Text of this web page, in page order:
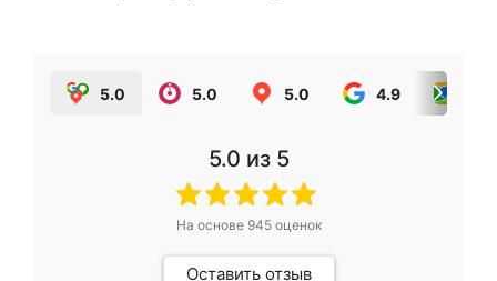
5.0 5.0 5.0 4.9
5.0 из 5
На основе 945оценок
Оставить отзыв